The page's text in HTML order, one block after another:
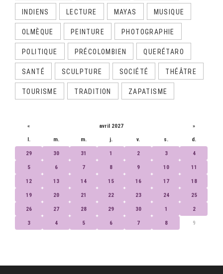
INDIENS LECTURE MAYAS MUSIQUE
OLMÈQUE PEINTURE PHOTOGRAPHIE
POLITIQUE PRÉCOLOMBIEN QUERÉTARO
SANTÉ SCULPTURE SOCIÉTÉ THÉÂTRE
TOURISME TRADITION ZAPATISME
« avril 2027 »
l. m. m. j. v. s. d.
29 30 31 1 2 3 4
5 6 7 8 9 10 11
12 13 14 15 16 17 18
19 20 21 22 23 24 25
26 27 28 29 30 1 2
3 4 5 6 7 8 9